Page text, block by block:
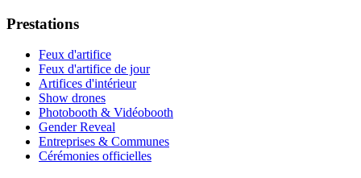
Prestations
Feux d'artifice
Feux d'artifice de jour
Artifices d'intérieur
Show drones
Photobooth & Vidéobooth
Gender Reveal
Entreprises & Communes
Cérémonies officielles